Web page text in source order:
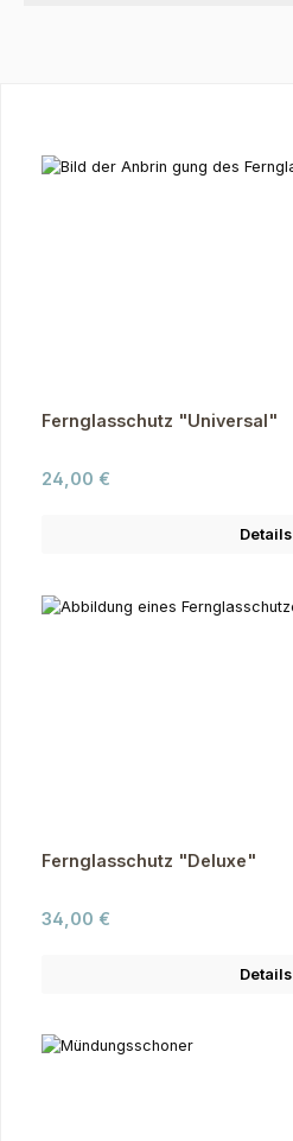
Fernglasschutz "Universal"
Regulärer Preis:
24,00 €
Details
Fernglasschutz "Deluxe"
Regulärer Preis:
34,00 €
Details